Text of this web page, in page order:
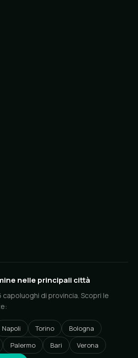
nelle principali città
capoluoghi di provincia. Scopri le
Napoli Torino
Bologna
Palermo Bari
Verona